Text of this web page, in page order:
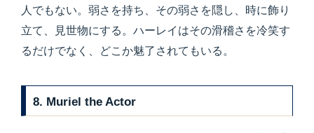
人でもない。弱さを持ち、その弱さを隠し、時に飾り
立て、見世物にする。ハーレイはその滑稽さを冷笑す
るだけでなく、どこか魅了されてもいる。
8. Muriel the Actor